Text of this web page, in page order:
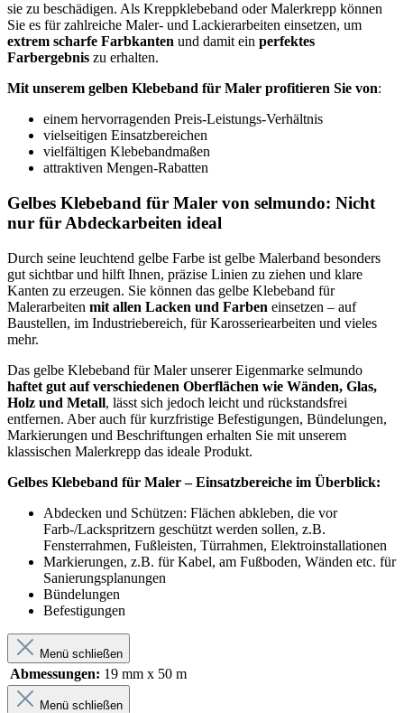
sie zu beschädigen. Als Kreppklebeband oder Malerkrepp können
Sie es für zahlreiche Maler- und Lackierarbeiten einsetzen, um
extrem scharfe Farbkanten und damit ein perfektes
Farbergebnis zu erhalten.
Mit unserem gelben Klebeband für Maler profitieren Sie von:
einem hervorragenden Preis-Leistungs-Verhältnis
vielseitigen Einsatzbereichen
vielfältigen Klebebandmaßen
attraktiven Mengen-Rabatten
Gelbes Klebeband für Maler von selmundo: Nicht
nur für Abdeckarbeiten ideal
Durch seine leuchtend gelbe Farbe ist gelbe Malerband besonders
gut sichtbar und hilft Ihnen, präzise Linien zu ziehen und klare
Kanten zu erzeugen. Sie können das gelbe Klebeband für
Malerarbeiten mit allen Lacken und Farben einsetzen – auf
Baustellen, im Industriebereich, für Karosseriearbeiten und vieles
mehr.
Das gelbe Klebeband für Maler unserer Eigenmarke selmundo
haftet gut auf verschiedenen Oberflächen wie Wänden, Glas,
Holz und Metall, lässt sich jedoch leicht und rückstandsfrei
entfernen. Aber auch für kurzfristige Befestigungen, Bündelungen,
Markierungen und Beschriftungen erhalten Sie mit unserem
klassischen Malerkrepp das ideale Produkt.
Gelbes Klebeband für Maler – Einsatzbereiche im Überblick:
Abdecken und Schützen: Flächen abkleben, die vor
Farb-/Lackspritzern geschützt werden sollen, z.B.
Fensterrahmen, Fußleisten, Türrahmen, Elektroinstallationen
Markierungen, z.B. für Kabel, am Fußboden, Wänden etc. für
Sanierungsplanungen
Bündelungen
Befestigungen
Menü schließen
Abmessungen: 19 mm x 50 m
Menü schließen